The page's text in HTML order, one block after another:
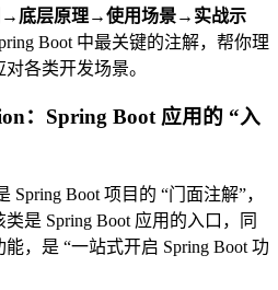
→底层原理→使用场景→实战示
Boot 中最关键的注解，帮你理
各类开发场景。
：Spring Boot 应用的 “入
Spring Boot 项目的 “门面注解”，
是 Spring Boot 应用的入口，同
，是 “一站式开启 Spring Boot 功